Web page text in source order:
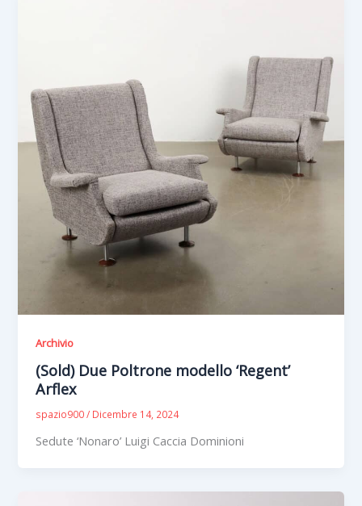
Archivio
(Sold) Due Poltrone modello ‘Regent’
Arflex
spazio900/ Dicembre 14, 2024
Sedute ‘Nonaro’ Luigi Caccia Dominioni